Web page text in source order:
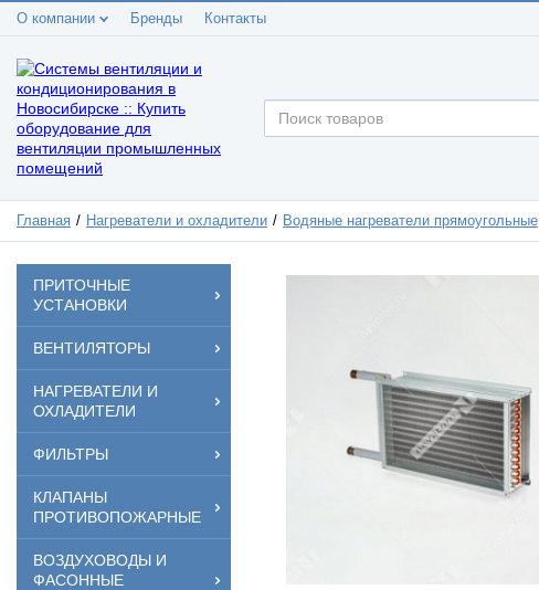
О компании Бренды Контакты
Главная Нагреватели и охладители Водяные нагреватели прямоугольные
ПРИТОЧНЫЕ
УСТАНОВКИ
ВЕНТИЛЯТОРЫ
НАГРЕВАТЕЛИ И
ОХЛАДИТЕЛИ
ФИЛЬТРЫ
КЛАПАНЫ
ПРОТИВОПОЖАРНЫЕ
ВОЗДУХОВОДЫ И
ФАСОННЫЕ